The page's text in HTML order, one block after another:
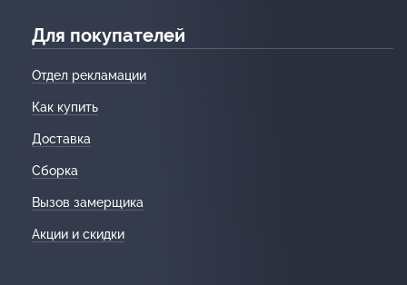
Для покупателей
Отдел рекламации
Как купить
Доставка
Сборка
Вызов замерщика
Акции и скидки